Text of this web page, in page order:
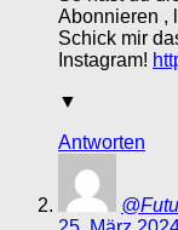
Abonnieren ,
Schick mir
Instagram!
▼
Antworten